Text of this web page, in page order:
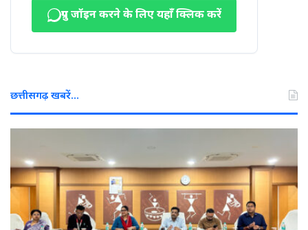
ग्रुप जॉइन करने के लिए यहाँ क्लिक करें
छत्तीसगढ़ खबरें…